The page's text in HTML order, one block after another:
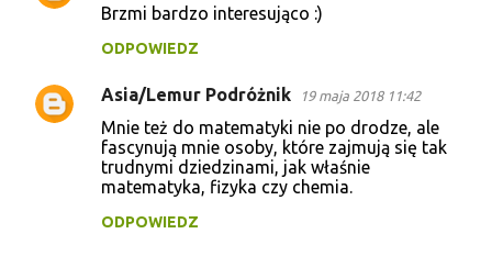
Brzmi bardzo interesująco :)
ODPOWIEDZ
Asia/Lemur Podróżnik 19 maja 2018 11:42
Mnie też do matematyki nie po drodze, ale
fascynują mnie osoby, które zajmują się tak
trudnymi dziedzinami, jak właśnie
matematyka, fizyka czy chemia.
ODPOWIEDZ